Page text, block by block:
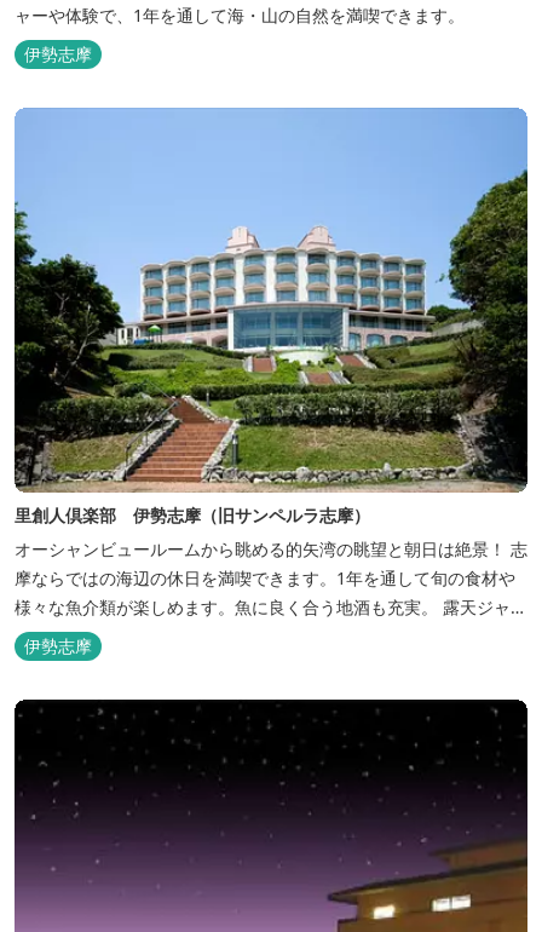
ャーや体験で、1年を通して海・山の自然を満喫できます。
伊勢志摩
里創人倶楽部 伊勢志摩（旧サンペルラ志摩）
オーシャンビュールームから眺める的矢湾の眺望と朝日は絶景！ 志
摩ならではの海辺の休日を満喫できます。1年を通して旬の食材や
様々な魚介類が楽しめます。魚に良く合う地酒も充実。 露天ジャク
ジーや、本格エステがあるのも女性には嬉しい！ 最高級のリゾート
ホテル「里創人倶楽部 伊勢志摩」にぜひお越しください。
伊勢志摩